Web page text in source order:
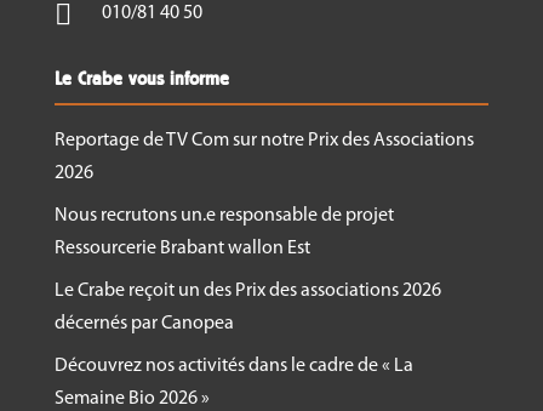
 010/81 40 50
Le Crabe vous informe
Reportage de TV Com sur notre Prix des Associations
2026
Nous recrutons un.e responsable de projet
Ressourcerie Brabant wallon Est
Le Crabe reçoit un des Prix des associations 2026
décernés par Canopea
Découvrez nos activités dans le cadre de « La
Semaine Bio 2026 »